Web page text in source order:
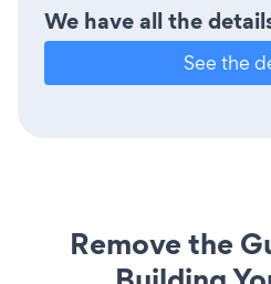
We have all the
See the
Remove the